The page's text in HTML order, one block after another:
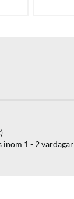
inom 1 - 2 vardagar